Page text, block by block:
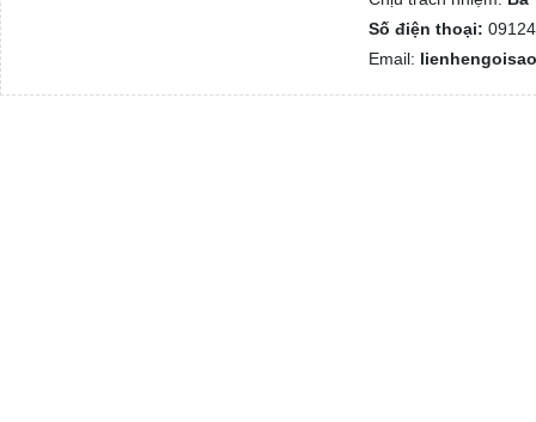
Số điện thoại:
Email: